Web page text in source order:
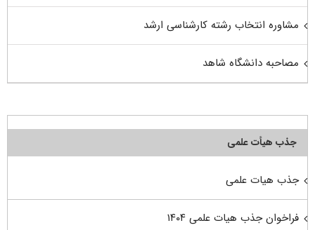
مشاوره انتخاب رشته کارشناسی ارشد
مصاحبه دانشگاه شاهد
جذب هیأت علمی
جذب هیات علمی
فراخوان جذب هیات علمی ۱۴۰۴